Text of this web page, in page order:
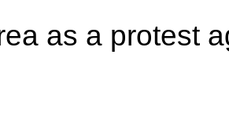
as a protest